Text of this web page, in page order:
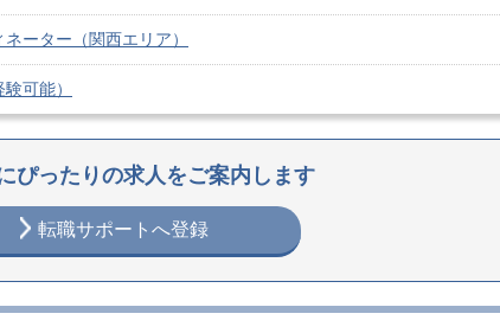
ーター（関西エリア）
可能）
ぴったりの求人をご案内します
転職サポートへ登録